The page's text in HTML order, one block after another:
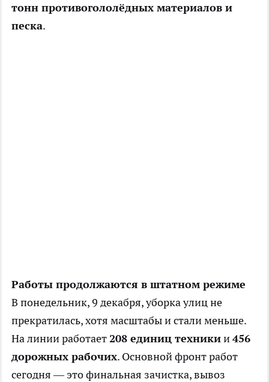
тонн противогололёдных материалов и
песка.
Работы продолжаются в штатном режиме
В понедельник, 9 декабря, уборка улиц не
прекратилась, хотя масштабы и стали меньше.
На линии работает208 единиц техникии456
дорожных рабочих. Основной фронт работ
сегодня — это финальная зачистка, вывоз